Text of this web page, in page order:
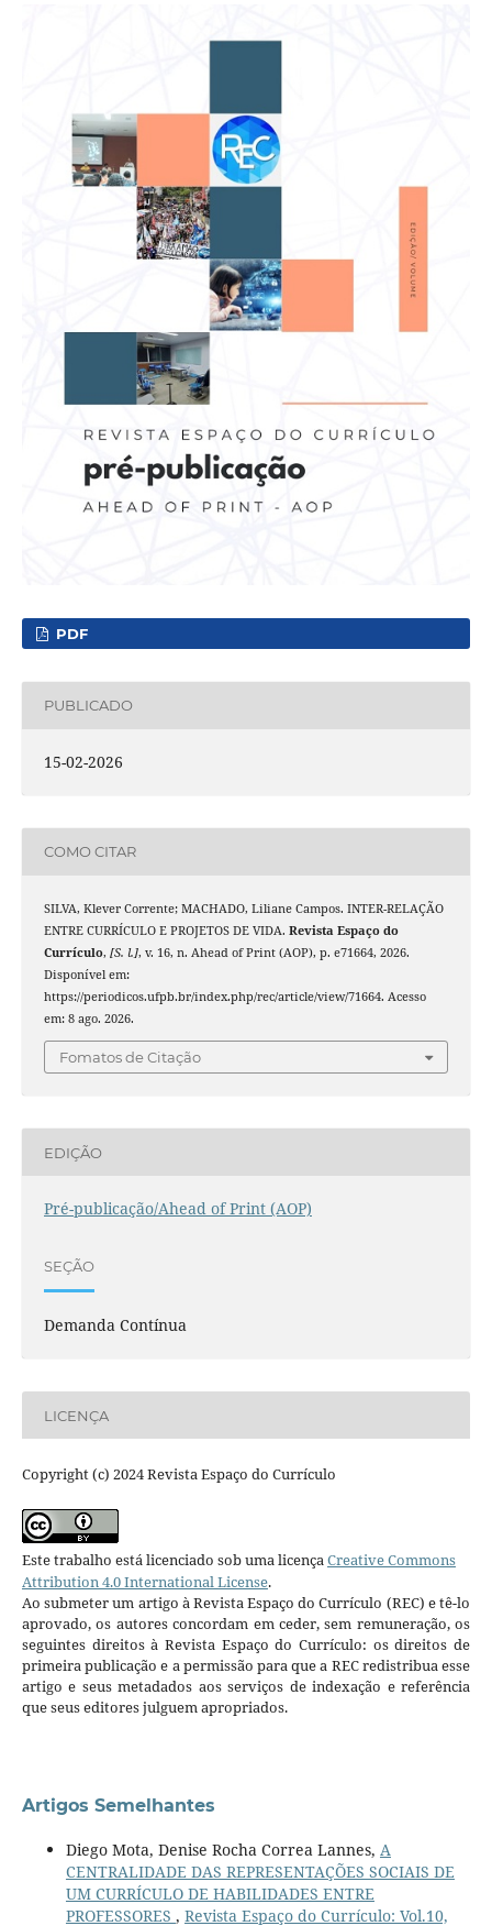
PDF
PUBLICADO
15-02-2026
COMO CITAR
SILVA, Klever Corrente; MACHADO, Liliane Campos. INTER-RELAÇÃO
ENTRE CURRÍCULO E PROJETOS DE VIDA. Revista Espaço do
Currículo, [S. l.], v. 16, n. Ahead of Print (AOP), p. e71664, 2026.
Disponível em:
https://periodicos.ufpb.br/index.php/rec/article/view/71664. Acesso
em: 8 ago. 2026.
Fomatos de Citação
EDIÇÃO
Pré-publicação/Ahead of Print (AOP)
SEÇÃO
Demanda Contínua
LICENÇA
Copyright (c) 2024 Revista Espaço do Currículo
Este trabalho está licenciado sob uma licençaCreative Commons
Attribution 4.0 International License.
Ao submeter um artigo à Revista Espaço do Currículo (REC) e tê-lo
aprovado, os autores concordam em ceder, sem remuneração, os
seguintes direitos à Revista Espaço do Currículo: os direitos de
primeira publicação e a permissão para que a REC redistribua esse
artigo e seus metadados aos serviços de indexação e referência
que seus editores julguem apropriados.
Artigos Semelhantes
Diego Mota, Denise Rocha Correa Lannes, A
CENTRALIDADE DAS REPRESENTAÇÕES SOCIAIS DE
UM CURRÍCULO DE HABILIDADES ENTRE
PROFESSORES , Revista Espaço do Currículo: Vol.10,